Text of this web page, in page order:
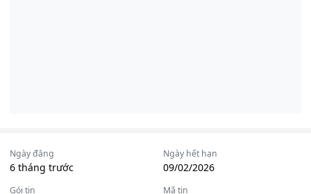
Ngày đăng
6 tháng trước
Ngày hết hạn
09/02/2026
Gói tin Mã tin